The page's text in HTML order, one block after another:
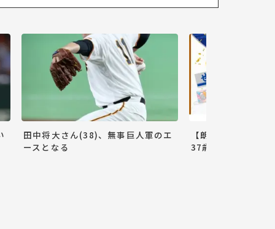
田中将大さん(38)、無事巨人軍のエ
ースとなる
【朗報】巨人小林
37歳ww